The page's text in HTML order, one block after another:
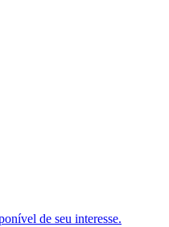
de seu interesse.